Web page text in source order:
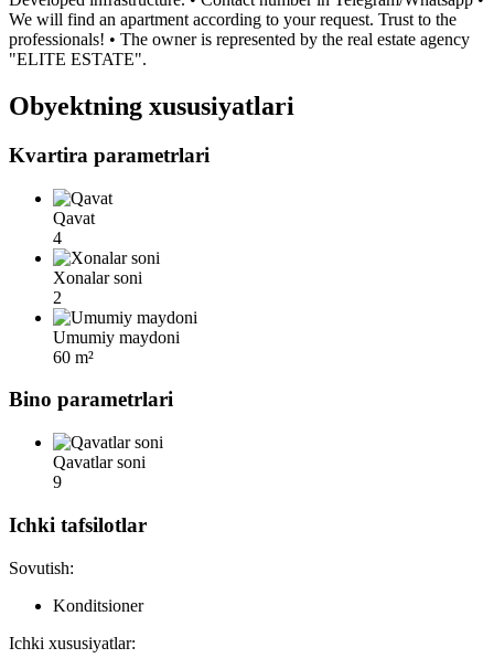
We will find an apartment according to your request. Trust to the
professionals! • The owner is represented by the real estate agency
"ELITE ESTATE".
Obyektning xususiyatlari
Kvartira parametrlari
Qavat
4
Xonalar soni
2
Umumiy maydoni
60 m²
Bino parametrlari
Qavatlar soni
9
Ichki tafsilotlar
Sovutish:
Konditsioner
Ichki xususiyatlar: